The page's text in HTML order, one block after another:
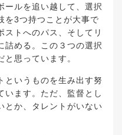
ールを追い越して、選択
を3つ持つことが大事で
ストへのパス、そしてリ
詰める。この３つの選択
思っています。
というものを生み出す努
います。ただ、監督とし
とか、タレントがいない